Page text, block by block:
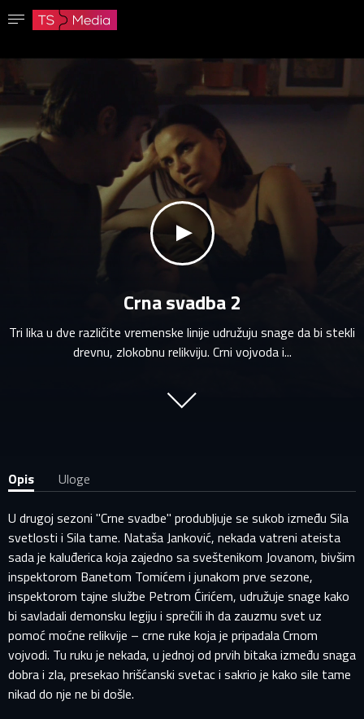
Lozinka mora imati najmanje 8 znakova, jedno veliko slovo i jedan broj.
Idi na početnu stranicu
Prijavite se
klikni za zvuk
Crna svadba 2
Tri lika u dve različite vremenske linije udružuju snage da bi stekli
drevnu, zlokobnu relikviju. Crni vojvoda i...
Opis
Uloge
U drugoj sezoni "Crne svadbe" produbljuje se sukob između Sila
svetlosti i Sila tame. Nataša Janković, nekada vatreni ateista
sada je kaluđerica koja zajedno sa sveštenikom Jovanom, bivšim
inspektorom Banetom Tomićem i junakom prve sezone,
inspektorom tajne službe Petrom Ćirićem, udružuje snage kako
bi savladali demonsku legiju i sprečili ih da zauzmu svet uz
pomoć moćne relikvije – crne ruke koja je pripadala Crnom
vojvodi. Tu ruku je nekada, u jednoj od prvih bitaka između snaga
dobra i zla, presekao hrišćanski svetac i sakrio je kako sile tame
nikad do nje ne bi došle.